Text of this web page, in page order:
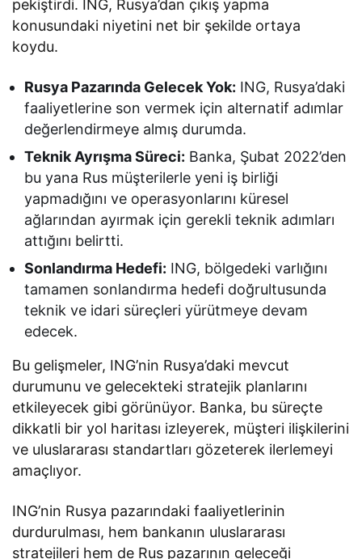
pekiştirdi. ING, Rusya’dan çıkış yapma
konusundaki niyetini net bir şekilde ortaya
koydu.
Rusya Pazarında Gelecek Yok: ING, Rusya’daki
faaliyetlerine son vermek için alternatif adımlar
değerlendirmeye almış durumda.
Teknik Ayrışma Süreci: Banka, Şubat 2022’den
bu yana Rus müşterilerle yeni iş birliği
yapmadığını ve operasyonlarını küresel
ağlarından ayırmak için gerekli teknik adımları
attığını belirtti.
Sonlandırma Hedefi: ING, bölgedeki varlığını
tamamen sonlandırma hedefi doğrultusunda
teknik ve idari süreçleri yürütmeye devam
edecek.
Bu gelişmeler, ING’nin Rusya’daki mevcut
durumunu ve gelecekteki stratejik planlarını
etkileyecek gibi görünüyor. Banka, bu süreçte
dikkatli bir yol haritası izleyerek, müşteri ilişkilerini
ve uluslararası standartları gözeterek ilerlemeyi
amaçlıyor.
ING’nin Rusya pazarındaki faaliyetlerinin
durdurulması, hem bankanın uluslararası
stratejileri hem de Rus pazarının geleceği